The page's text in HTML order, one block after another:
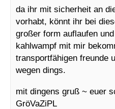
da ihr mit sicherheit an
vorhabt, könnt ihr bei
großer form auflaufen
kahlwampf mit mir
transportfähigen freunde
wegen dings.
mit dingens gruß ~ euer
GröVaZiPL